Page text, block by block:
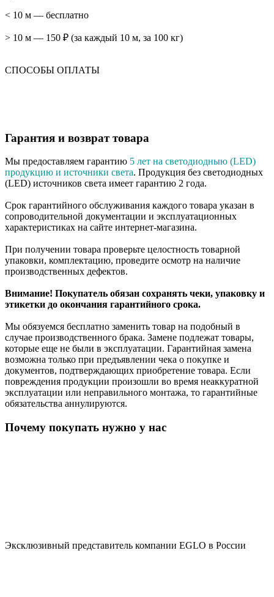
< 10 м — бесплатно
> 10 м — 150 ₽ (за каждый 10 м, за 100 кг)
СПОСОБЫ ОПЛАТЫ
Гарантия и возврат товара
Мы предоставляем гарантию 5 лет на светодиодныю (LED)
продукцию и источники света. Продукция без светодиодных
(LED) источников света имеет гарантию 2 года.
Срок гарантийного обслуживания каждого товара указан в
сопроводительной документации и эксплуатационных
характеристиках на сайте интернет-магазина.
При получении товара проверьте целостность товарной
упаковки, комплектацию, проведите осмотр на наличие
производственных дефектов.
Внимание! Покупатель обязан сохранять чеки, упаковку и
этикетки до окончания гарантийного срока.
Мы обязуемся бесплатно заменить товар на подобный в
случае производственного брака. Замене подлежат товары,
которые еще не были в эксплуатации. Гарантийная замена
возможна только при предъявлении чека о покупке и
документов, подтверждающих приобретение товара. Если
повреждения продукции произошли во время неаккуратной
эксплуатации или неправильного монтажа, то гарантийные
обязательства аннулируются.
Почему покупать нужно у нас
Эксклюзивный представитель компании EGLO в России